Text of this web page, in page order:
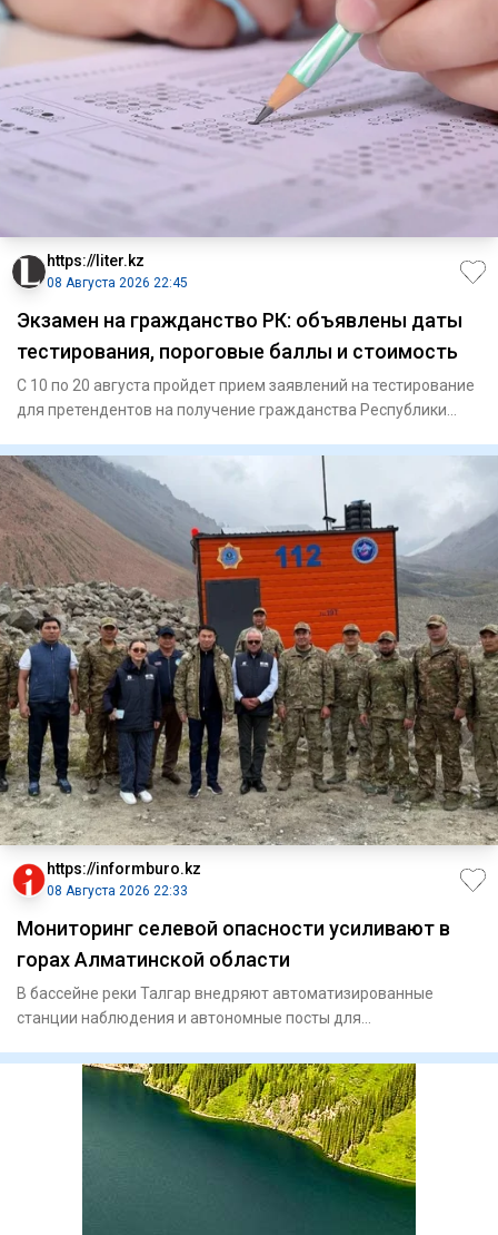
https://liter.kz
08 Августа 2026 22:45
Экзамен на гражданство РК: объявлены даты
тестирования, пороговые баллы и стоимость
С 10 по 20 августа пройдет прием заявлений на тестирование
для претендентов на получение гражданства Республики
https://informburo.kz
08 Августа 2026 22:33
Мониторинг селевой опасности усиливают в
горах Алматинской области
В бассейне реки Талгар внедряют автоматизированные
станции наблюдения и автономные посты для